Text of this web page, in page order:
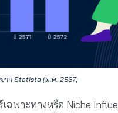
าก Statista (ต.ค. 2567)
พาะทางหรือ Niche